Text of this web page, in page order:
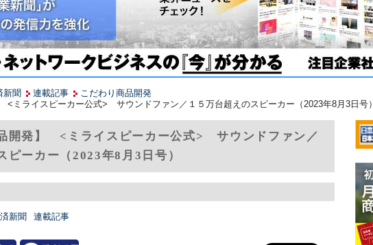
新聞 連載記事
こだわり商品開発
ミライスピーカー公式> サウンドファン／１５万台超えのスピーカー（2023年8月3日号）
開発】 <ミライスピーカー公式> サウンドファン／
ピーカー（2023年8月3日号）
新聞 連載記事